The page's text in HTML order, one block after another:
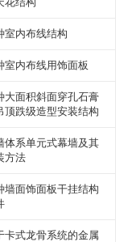
室内布线结构
室内布线用饰面板
大面积斜面穿孔石膏
顶跌级造型安装结构
体系单元式幕墙及其
方法
墙面饰面板干挂结构
卡式龙骨系统的金属